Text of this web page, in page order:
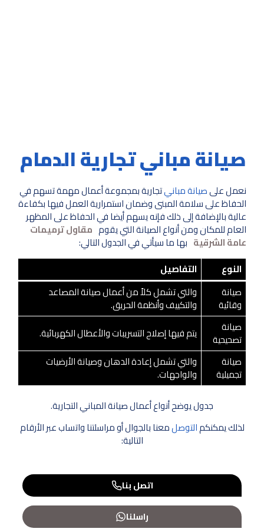
صيانة مباني تجارية الدمام
نعمل علىصيانة مبانيتجارية بمجموعة أعمال مهمة تسهم في
الحفاظ على سلامة المبنى وضمان استمرارية العمل فيها بكفاءة
عالية بالإضافة إلى ذلك فإنه يسهم أيضا في الحفاظ على المظهر
العام للمكان ومن أنواع الصيانة التي يقوم مقاول ترميمات
عامة الشرقية بها ما سيأتي في الجدول التالي:
النوع
التفاصيل
صيانة
وقائية
والتي تشمل كلاً من أعمال صيانة المصاعد
والتكييف وأنظمة الحريق.
صيانة
تصحيحية
يتم فيها إصلاح التسريبات والأعطال الكهربائية.
صيانة
تجميلية
والتي تشمل إعادة الدهان وصيانة الأرضيات
والواجهات.
جدول يوضح أنواع أعمال صيانة المباني التجارية.
لذلك يمكنكمالتوصلمعنا بالجوال أو مراسلتنا واتساب عبر الأرقام
التالية:
اتصل بنا
راسلنا